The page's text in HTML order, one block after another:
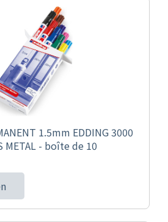
1.5mm EDDING 3000
METAL - boîte de 10